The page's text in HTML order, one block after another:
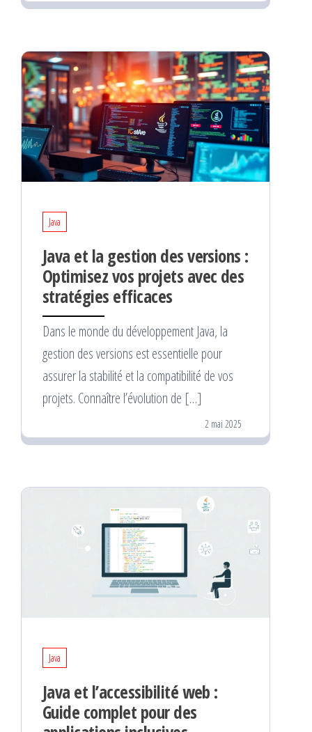
Java
Java et la gestion des versions :
Optimisez vos projets avec des
stratégies efficaces
Dans le monde du développement Java, la
gestion des versions est essentielle pour
assurer la stabilité et la compatibilité de vos
projets. Connaître l’évolution de […]
2 mai 2025
Java
Java et l’accessibilité web :
Guide complet pour des